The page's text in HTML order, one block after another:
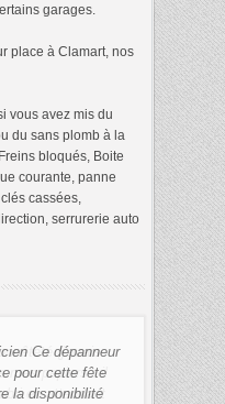
garages.
place à Clamart, nos
vous avez mis du
du sans plomb à la
bloqués, Boite
courante, panne
cassées,
serrurerie auto
Ce dépanneur
pour cette fête
la disponibilité